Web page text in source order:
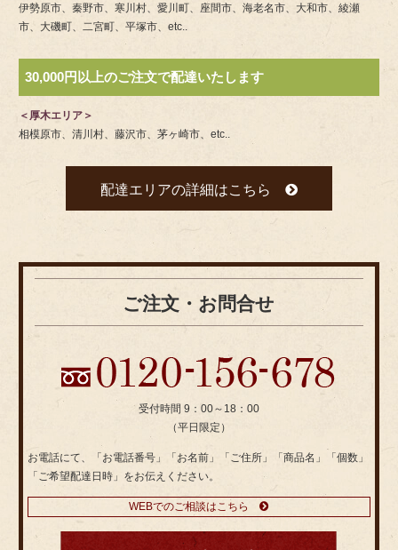
伊勢原市、秦野市、寒川村、愛川町、座間市、海老名市、大和市、綾瀬
市、大磯町、二宮町、平塚市、etc..
30,000円以上のご注文で配達いたします
＜厚木エリア＞
相模原市、清川村、藤沢市、茅ヶ崎市、etc..
配達エリアの詳細はこちら
ご注文・お問合せ
受付時間 9：00～18：00
（平日限定）
お電話にて、「お電話番号」「お名前」「ご住所」「商品名」「個数」
「ご希望配達日時」をお伝えください。
WEBでのご相談はこちら